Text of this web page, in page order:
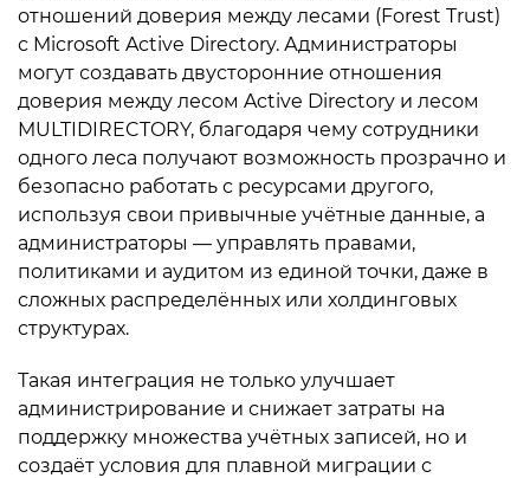
отношений доверия между лесами (Forest Trust)
с Microsoft Active Directory. Администраторы
могут создавать двусторонние отношения
доверия между лесом Active Directory и лесом
MULTIDIRECTORY, благодаря чему сотрудники
одного леса получают возможность прозрачно и
безопасно работать с ресурсами другого,
используя свои привычные учётные данные, а
администраторы — управлять правами,
политиками и аудитом из единой точки, даже в
сложных распределённых или холдинговых
структурах.
Такая интеграция не только улучшает
администрирование и снижает затраты на
поддержку множества учётных записей, но и
создаёт условия для плавной миграции с